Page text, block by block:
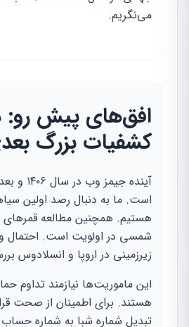
می‌نگریم.
افق‌های پیش رو:
کشفیات بزرگ
آینده
است. ما به دنبال رصد اولین
هستیم. همچنین مطالعه
شمسی در اولویت است. احتمال
زیرزمینی در اروپا و انسلادوس
این ماموریت‌ها نیازمند تداوم
هستند. برای اطمینان از صحت
تبدیل شماره شبا به شماره